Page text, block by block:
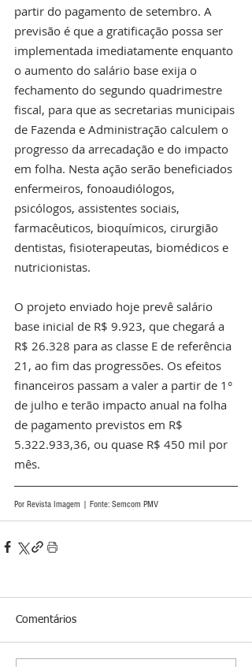
partir do pagamento de setembro. A
previsão é que a gratificação possa ser
implementada imediatamente enquanto
o aumento do salário base exija o
fechamento do segundo quadrimestre
fiscal, para que as secretarias municipais
de Fazenda e Administração calculem o
progresso da arrecadação e do impacto
em folha. Nesta ação serão beneficiados
enfermeiros, fonoaudiólogos,
psicólogos, assistentes sociais,
farmacêuticos, bioquímicos, cirurgião
dentistas, fisioterapeutas, biomédicos e
nutricionistas.
O projeto enviado hoje prevê salário
base inicial de R$ 9.923, que chegará a
R$ 26.328 para as classe E de referência
21, ao fim das progressões. Os efeitos
financeiros passam a valer a partir de 1°
de julho e terão impacto anual na folha
de pagamento previstos em R$
5.322.933,36, ou quase R$ 450 mil por
mês.
Por Revista Imagem | Fonte: Semcom PMV
Comentários